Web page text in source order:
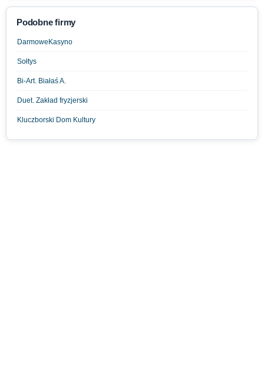
Podobne firmy
DarmoweKasyno
Sołtys
Bi-Art. Białaś A.
Duet. Zakład fryzjerski
Kluczborski Dom Kultury